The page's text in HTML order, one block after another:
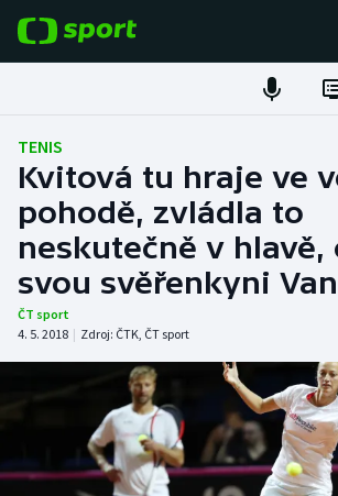
Fotbal
Hokej
Tenis
Atletika
DALŠÍ SPORTY
Americký fotbal
NEPŘEHLÉDNĚTE
TENIS
Kvitová tu hraje ve
pohodě, zvládla to
neskutečně v hlavě,
svou svěřenkyni
ČT sport
4. 5. 2018 | Zdroj: ČTK, ČT sport